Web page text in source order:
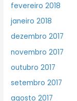
fevereiro 2018
janeiro 2018
dezembro 2017
novembro 2017
outubro 2017
setembro 2017
agosto 2017